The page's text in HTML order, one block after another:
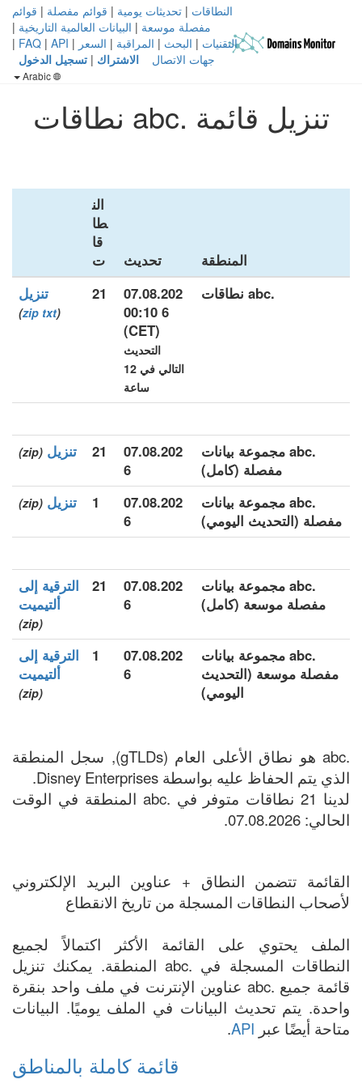
النطاقات | تحديثات يومية | قوائم مفصلة | قوائم
مفصلة موسعة | البيانات العالمية التاريخية |
التقنيات | البحث | المراقبة | السعر |
FAQ | API
|
جهات الاتصال
الاشتراك | تسجيل الدخول
تنزيل قائمة .abc نطاقات
المنطقة تحديث
الن
طا
قا
ت
.abc نطاقات
07.08.202
6 00:10
(CET)
التحديث
التالي في 12
ساعة
21 تنزيل
(
zip txt
)
.abc مجموعة بيانات
مفصلة (كامل)
07.08.202
6
21 تنزيل (zip)
.abc مجموعة بيانات
مفصلة (التحديث اليومي)
07.08.202
6
1 تنزيل (zip)
.abc مجموعة بيانات
مفصلة موسعة (كامل)
07.08.202
6
21
الترقية إلى
ألتيميت
(zip)
.abc مجموعة بيانات
مفصلة موسعة (التحديث
اليومي)
07.08.202
6
1
الترقية إلى
ألتيميت
(zip)
.abc هو نطاق الأعلى العام (gTLDs), سجل المنطقة
الذي يتم الحفاظ عليه بواسطة Disney Enterprises.
لدينا 21 نطاقات متوفر في .abc المنطقة في الوقت
الحالي: 07.08.2026.
القائمة تتضمن النطاق + عناوين البريد الإلكتروني
لأصحاب النطاقات المسجلة من تاريخ الانقطاع
الملف يحتوي على القائمة الأكثر اكتمالاً لجميع
النطاقات المسجلة في .abc المنطقة. يمكنك تنزيل
قائمة جميع .abc عناوين الإنترنت في ملف واحد بنقرة
واحدة. يتم تحديث البيانات في الملف يوميًا. البيانات
متاحة أيضًا عبر API
.
قائمة كاملة بالمناطق